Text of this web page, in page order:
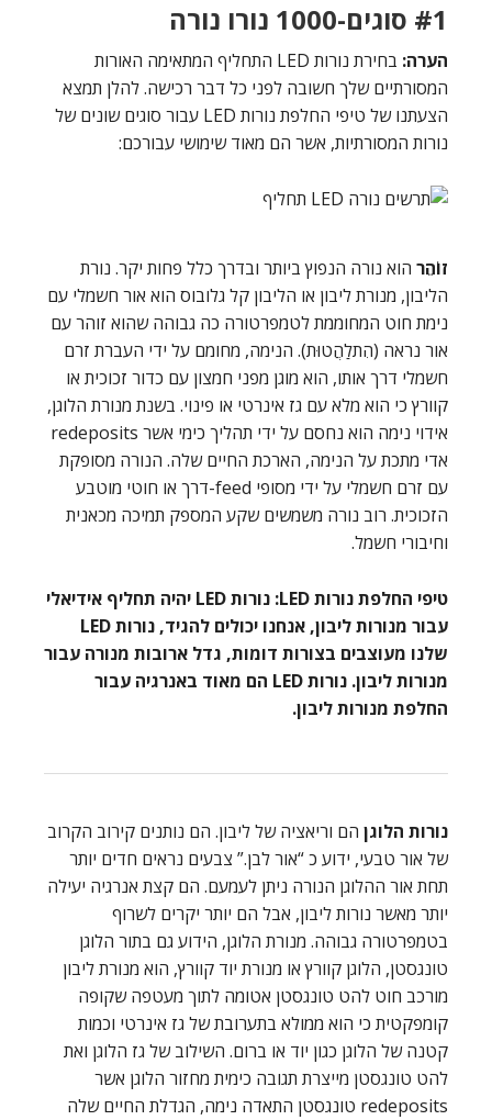
#1 סוגים-1000 נורו נורה
הערה:
בחירת נורות LED התחליף המתאימה האורות
המסורתיים שלך חשובה לפני כל דבר רכישה. להלן תמצא
הצעתנו של טיפי החלפת נורות LED עבור סוגים שונים של
נורות המסורתיות, אשר הם מאוד שימושי עבורכם:
זוֹהֵר הוא נורה הנפוץ ביותר ובדרך כלל פחות יקר. נורת
הליבון, מנורת ליבון או הליבון קל גלובוס הוא אור חשמלי עם
נימת חוט המחוממת לטמפרטורה כה גבוהה שהוא זוהר עם
אור נראה (הִתלַהֲטוּת). הנימה, מחומם על ידי העברת זרם
חשמלי דרך אותו, הוא מוגן מפני חמצון עם כדור זכוכית או
קוורץ כי הוא מלא עם גז אינרטי או פינוי. בשנת מנורת הלוגן,
אידוי נימה הוא נחסם על ידי תהליך כימי אשר redeposits
אדי מתכת על הנימה, הארכת החיים שלה. הנורה מסופקת
עם זרם חשמלי על ידי מסופי feed-דרך או חוטי מוטבע
הזכוכית. רוב נורה משמשים שקע המספק תמיכה מכאנית
וחיבורי חשמל.
טיפי החלפת נורות LED:
נורות LED יהיה תחליף אידיאלי
עבור מנורות ליבון, אנחנו יכולים להגיד, נורות LED
שלנו מעוצבים בצורות דומות, גדל ארובות מנורה עבור
מנורות ליבון. נורות LED הם מאוד באנרגיה עבור
החלפת מנורות ליבון.
נורות הלוגן הם וריאציה של ליבון. הם נותנים קירוב הקרוב
של אור טבעי, ידוע כ “אור לבן.” צבעים נראים חדים יותר
תחת אור ההלוגן הנורה ניתן לעמעם. הם קצת אנרגיה יעילה
יותר מאשר נורות ליבון, אבל הם יותר יקרים לשרוף
בטמפרטורה גבוהה. מנורת הלוגן, הידוע גם בתור הלוגן
טונגסטן, הלוגן קוורץ או מנורת יוד קוורץ, הוא מנורת ליבון
מורכב חוט להט טונגסטן אטומה לתוך מעטפה שקופה
קומפקטית כי הוא ממולא בתערובת של גז אינרטי וכמות
קטנה של הלוגן כגון יוד או ברום. השילוב של גז הלוגן ואת
להט טונגסטן מייצרת תגובה כימית מחזור הלוגן אשר
redeposits טונגסטן התאדה נימה, הגדלת החיים שלה